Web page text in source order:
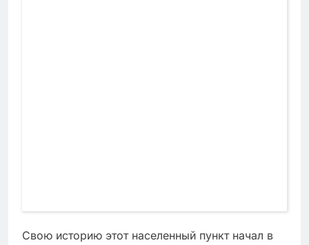
Свою историю этот населенный пункт начал в